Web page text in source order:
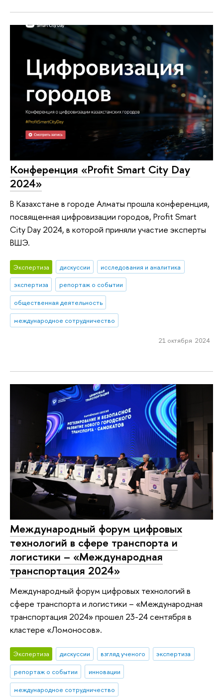
Конференция «Profit Smart City Day
2024»
В Казахстане в городе Алматы прошла конференция,
посвященная цифровизации городов, Profit Smart
City Day 2024, в которой приняли участие эксперты
ВШЭ.
Экспертиза дискуссии
исследования и аналитика
экспертиза
репортаж о событии
общественная деятельность
международное сотрудничество
21 октября 2024
Международный форум цифровых
технологий в сфере транспорта и
логистики – «Международная
транспортация 2024»
Международный форум цифровых технологий в
сфере транспорта и логистики – «Международная
транспортация 2024» прошел 23-24 сентября в
кластере «Ломоносов».
Экспертиза дискуссии взгляд ученого
экспертиза
репортаж о событии
инновации
международное сотрудничество